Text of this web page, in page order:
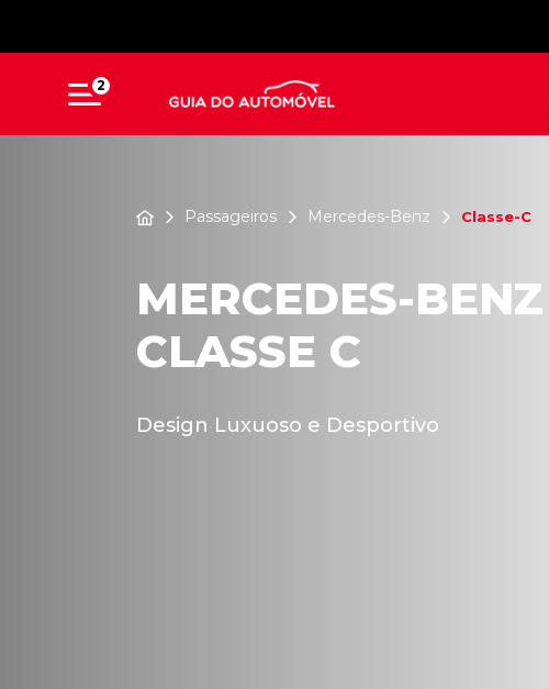
2
Passageiros Mercedes-Benz Classe-C
MERCEDES-BENZ
CLASSE C
Design Luxuoso e Desportivo